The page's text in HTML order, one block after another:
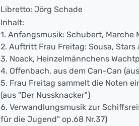
Libretto: Jörg Schade
Inhalt:
1. Anfangsmusik: Schubert, Marche
2. Auftritt Frau Freitag: Sousa, Stars
3. Noack, Heinzelmännchens
4. Offenbach, aus dem Can-Can
5. Frau Freitag sammelt die Noten
(aus "Der Nussknacker")
6. Verwandlungsmusik zur
für die Jugend" op.68 Nr.37)